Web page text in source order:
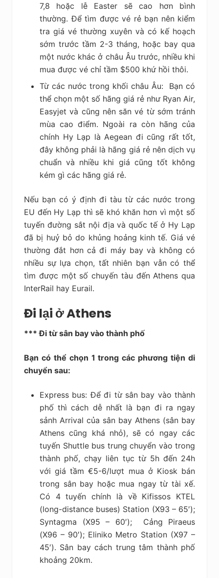
7,8 hoặc lễ Easter sẽ cao hơn bình
thường. Để tìm được vé rẻ bạn nên kiểm
tra giá vé thường xuyên và có kế hoạch
sớm trước tầm 2-3 tháng, hoặc bay qua
một nước khác ở châu Âu trước, nhiều khi
mua được vé chỉ tầm $500 khứ hồi thôi.
Từ các nước trong khối châu Âu: Bạn có
thể chọn một số hãng giá rẻ như Ryan Air,
Easyjet và cũng nên săn vé từ sớm tránh
mùa cao điểm. Ngoài ra còn hãng của
chính Hy Lạp là Aegean đi cũng rất tốt,
đây không phải là hãng giá rẻ nên dịch vụ
chuẩn và nhiều khi giá cũng tốt không
kém gì các hãng giá rẻ.
Nếu bạn có ý định đi tàu từ các nước trong
EU đến Hy Lạp thì sẽ khó khăn hơn vì một số
tuyến đường sắt nội địa và quốc tế ở Hy Lạp
đã bị huỷ bỏ do khủng hoảng kinh tế. Giá vé
thường đắt hơn cả đi máy bay và không có
nhiều sự lựa chọn, tất nhiên bạn vẫn có thể
tìm được một số chuyến tàu đến Athens qua
InterRail hay Eurail.
Đi lại ở Athens
*** Đi từ sân bay vào thành phố
Bạn có thể chọn 1 trong các phương tiện di
chuyển sau:
Express bus: Để đi từ sân bay vào thành
phố thì cách dễ nhất là bạn đi ra ngay
sảnh Arrival của sân bay Athens (sân bay
Athens cũng khá nhỏ), sẽ có ngay các
tuyến Shuttle bus trung chuyển vào trong
thành phố, chạy liên tục từ 5h đến 24h
với giá tầm €5-6/lượt mua ở Kiosk bán
trong sân bay hoặc mua ngay từ tài xế.
Có 4 tuyến chính là về Kifissos KTEL
(long-distance buses) Station (X93 – 65′);
Syntagma (X95 – 60′); Cảng Piraeus
(Χ96 – 90′); Eliniko Metro Station (X97 –
45′). Sân bay cách trung tâm thành phố
khoảng 20km.